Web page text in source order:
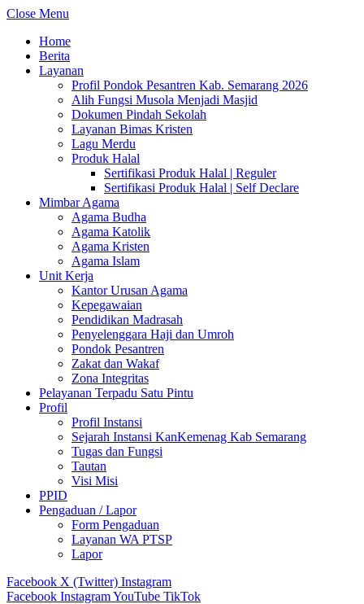
Close Menu
Home
Berita
Layanan
Profil Pondok Pesantren Kab. Semarang 2026
Alih Fungsi Musola Menjadi Masjid
Dokumen Pindah Sekolah
Layanan Bimas Kristen
Lagu Merdu
Produk Halal
Sertifikasi Produk Halal | Reguler
Sertifikasi Produk Halal | Self Declare
Mimbar Agama
Agama Budha
Agama Katolik
Agama Kristen
Agama Islam
Unit Kerja
Kantor Urusan Agama
Kepegawaian
Pendidikan Madrasah
Penyelenggara Haji dan Umroh
Pondok Pesantren
Zakat dan Wakaf
Zona Integritas
Pelayanan Terpadu Satu Pintu
Profil
Profil Instansi
Sejarah Instansi KanKemenag Kab Semarang
Tugas dan Fungsi
Tautan
Visi Misi
PPID
Pengaduan / Lapor
Form Pengaduan
Layanan WA PTSP
Lapor
Facebook X (Twitter) Instagram
Facebook InstagramYouTube TikTok